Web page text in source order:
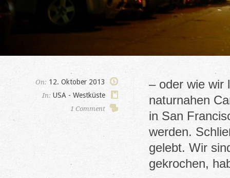
On: 12. Oktober 2013
In: USA - Westküste
1 Comment
– oder wie wir
naturnahen
in San
werden.
gelebt. Wir
gekrochen,